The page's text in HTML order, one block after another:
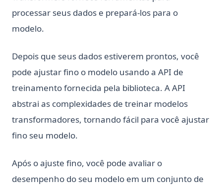
processar seus dados e prepará-los para o
modelo.
Depois que seus dados estiverem prontos, você
pode ajustar fino o modelo usando a API de
treinamento fornecida pela biblioteca. A API
abstrai as complexidades de treinar modelos
transformadores, tornando fácil para você ajustar
fino seu modelo.
Após o ajuste fino, você pode avaliar o
desempenho do seu modelo em um conjunto de